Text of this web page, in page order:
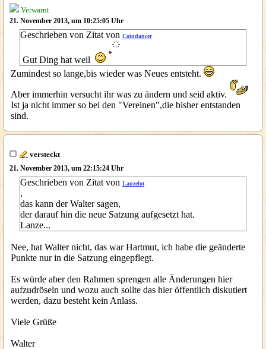
Verwarnt
21. November 2013, um 10:25:05 Uhr
Geschrieben von Zitat von Coindancer
Gut Ding hat weil
Zumindest so lange,bis wieder was Neues entsteht.
Aber immerhin versucht ihr was zu ändern und seid aktiv.
Ist ja nicht immer so bei den "Vereinen",die bisher entstanden
sind.
versteckt
21. November 2013, um 22:15:24 Uhr
Geschrieben von Zitat von Lanzelot
,
das kann der Walter sagen,
der darauf hin die neue Satzung aufgesetzt hat.
Lanze...
Nee, hat Walter nicht, das war Hartmut, ich habe die geänderte
Punkte nur in die Satzung eingepflegt.
Es würde aber den Rahmen sprengen alle Änderungen hier
aufzudröseln und wozu auch sollte das hier öffentlich diskutiert
werden, dazu besteht kein Anlass.
Viele Grüße
Walter